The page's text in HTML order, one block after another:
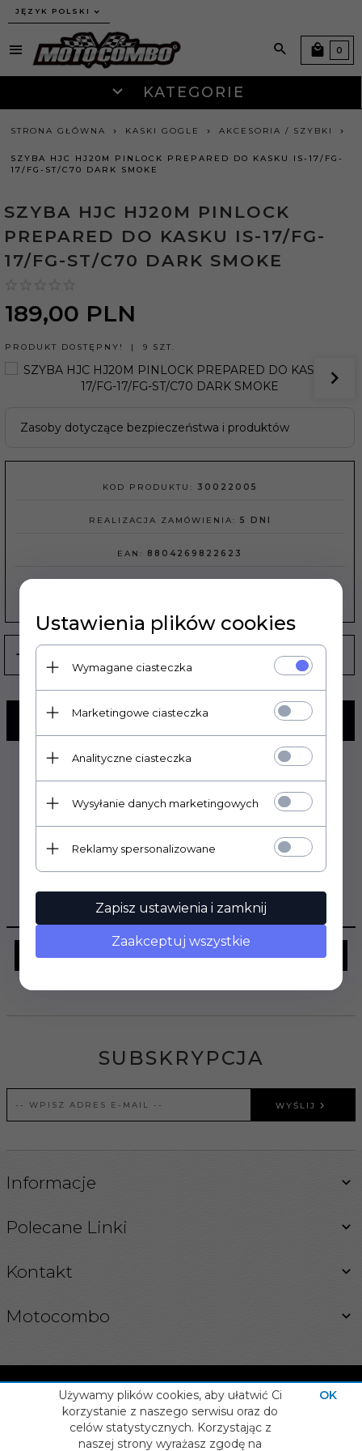
JĘZYK POLSKI
KATEGORIE
0
STRONA GŁÓWNA KASKI GOGLE AKCESORIA / SZYBKI
SZYBA HJC HJ20M PINLOCK PREPARED DO KASKU IS-17/FG-
17/FG-ST/C70 DARK SMOKE
SZYBA HJC HJ20M PINLOCK
PREPARED DO KASKU IS-17/FG-
17/FG-ST/C70 DARK SMOKE
189,00 PLN
PRODUKT DOSTĘPNY! 9 SZT.
Zasoby dotyczące bezpieczeństwa i produktów
KOD PRODUKTU: 30022005
REALIZACJA ZAMÓWIENIA: 5 DNI
EAN: 8804269822623
KUP TERAZ!
OPINIE KLIENTÓW
Zaloguj się
SUBSKRYPCJA
WYŚLIJ
Informacje
Polecane Linki
Kontakt
Motocombo
INFORMACJA O COOKIES
Ustawienia plików cookies
Wymagane ciasteczka
Marketingowe ciasteczka
Analityczne ciasteczka
Wysyłanie danych marketingowych
Reklamy spersonalizowane
Zapisz ustawienia i zamknij
Zaakceptuj wszystkie
Używamy plików cookies, aby ułatwić Ci
korzystanie z naszego serwisu oraz do
celów statystycznych. Korzystając z
naszej strony wyrażasz zgodę na
OK